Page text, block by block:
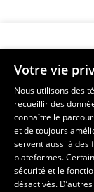
Faculté
Pavillon Louis-
1055, avenue du
Téléphone: 418
Suivez-nous sur
Suivez-
Votre vie
Nous utilisons des
recueillir des
connaître le
et de toujours
servent aussi à des
plateformes.
sécurité et le
désactivés.